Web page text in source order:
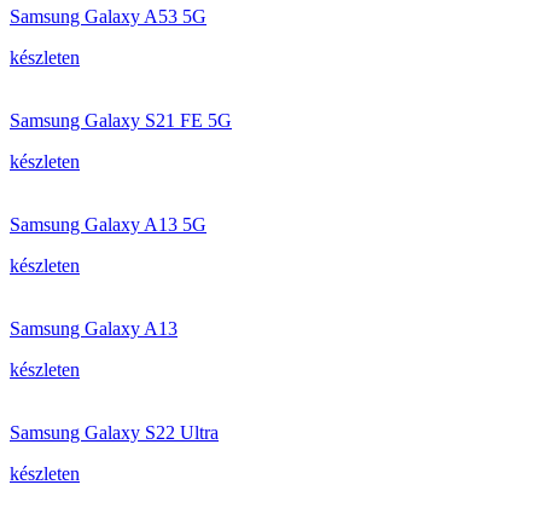
Samsung Galaxy A53 5G
készleten
Samsung Galaxy S21 FE 5G
készleten
Samsung Galaxy A13 5G
készleten
Samsung Galaxy A13
készleten
Samsung Galaxy S22 Ultra
készleten